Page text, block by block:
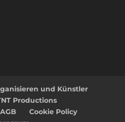
und Künstler
Productions
AGB
Cookie Policy